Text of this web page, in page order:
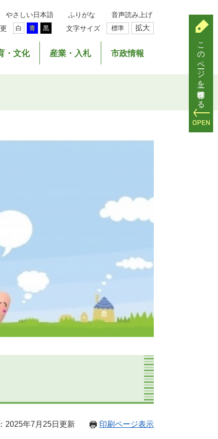
やさしい日本語 ふりがな
音声読み上げ
白 青 黒 文字サイズ 標準 拡大
・文化 産業・入札 市政情報
2025年7月25日更新 印刷ページ表示
このページを一時保存する